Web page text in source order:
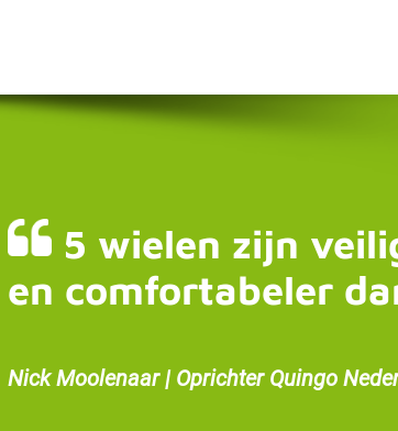
5 wielen zijn
en comfortabeler
Nick Moolenaar | Oprichter Quingo